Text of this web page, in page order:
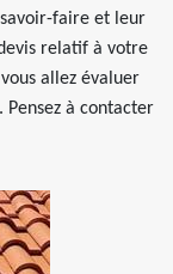
faire et leur
relatif à votre
allez évaluer
à contacter